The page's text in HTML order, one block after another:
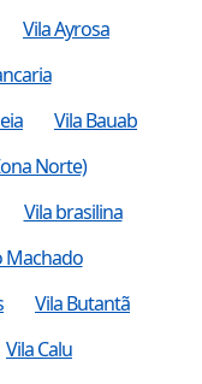
Vila Ayrosa
Vila Bauab
Norte)
Vila brasilina
Machado
Vila Butantã
Vila Calu